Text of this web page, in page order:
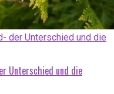
Unterschied und die